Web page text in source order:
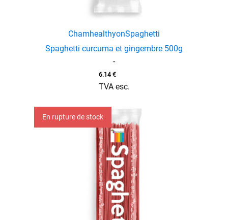
ChamhealthyonSpaghetti
Spaghetti curcuma et gingembre 500g
-
6.14 €
TVA esc.
En rupture de stock